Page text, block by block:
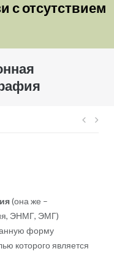
с отсутствием
(она же –
ЭНМГ, ЭМГ)
форму
которого является